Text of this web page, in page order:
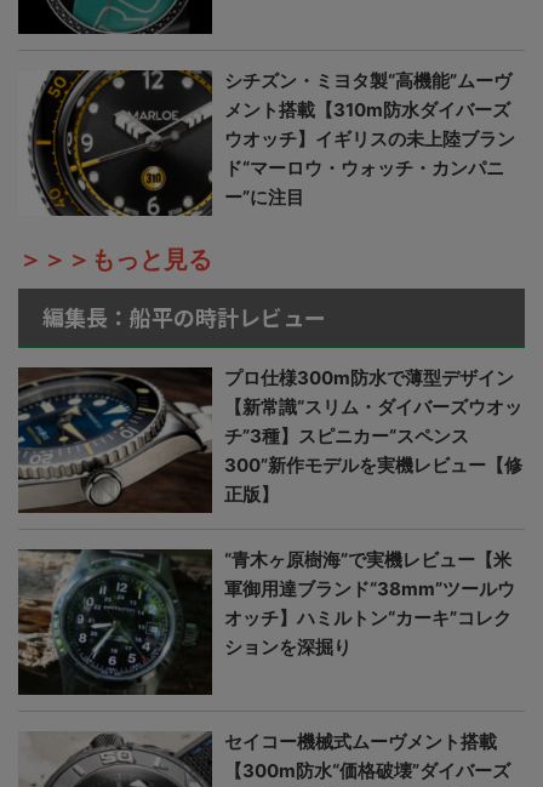
シチズン・ミヨタ製“高機能”ムーヴ
メント搭載【310m防水ダイバーズ
ウオッチ】イギリスの未上陸ブラン
ド“マーロウ・ウォッチ・カンパニ
ー”に注目
＞＞＞もっと見る
編集長：船平の時計レビュー
プロ仕様300m防水で薄型デザイン
【新常識“スリム・ダイバーズウオッ
チ”3種】スピニカー“スペンス
300”新作モデルを実機レビュー【修
正版】
“青木ヶ原樹海”で実機レビュー【米
軍御用達ブランド“38mm”ツールウ
オッチ】ハミルトン“カーキ”コレク
ションを深掘り
セイコー機械式ムーヴメント搭載
【300m防水“価格破壊”ダイバーズ